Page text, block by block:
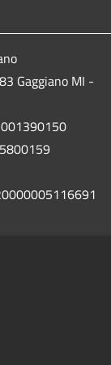
Gaggiano MI -